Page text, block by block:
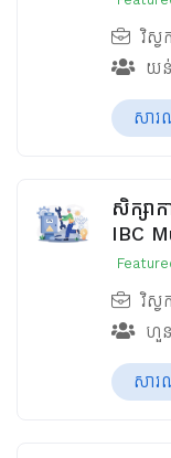
វិស្វ
យន់
សារ
សិក្សាក
IBC
វិស្វ
ហួន​
សារ